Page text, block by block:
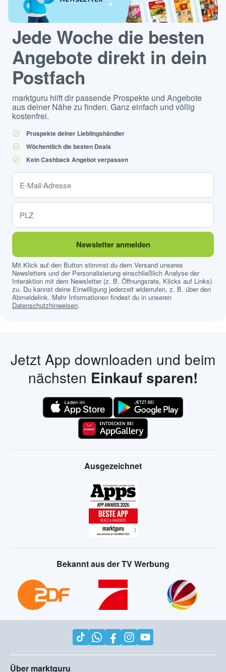
Jede Woche die besten
Angebote direkt in dein
Postfach
marktguru hilft dir passende Prospekte und Angebote
aus deiner Nähe zu finden. Ganz einfach und völlig
kostenfrei.
Prospekte deiner Lieblingshändler
Wöchentlich die besten Deals
Kein Cashback Angebot verpassen
Newsletter anmelden
Mit Klick auf den Button stimmst du dem Versand unseres
Newsletters und der Personalisierung einschließlich Analyse der
Interaktion mit dem Newsletter (z. B. Öffnungsrate, Klicks auf Links)
zu. Du kannst deine Einwilligung jederzeit widerrufen, z. B. über den
Abmeldelink. Mehr Informationen findest du in unseren
Datenschutzhinweisen.
Jetzt App downloaden und beim
nächsten Einkauf sparen!
Ausgezeichnet
Bekannt aus der TV Werbung
Über marktguru